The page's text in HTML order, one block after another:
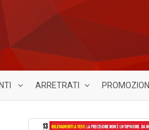
ARRETRATI PROMOZIONI